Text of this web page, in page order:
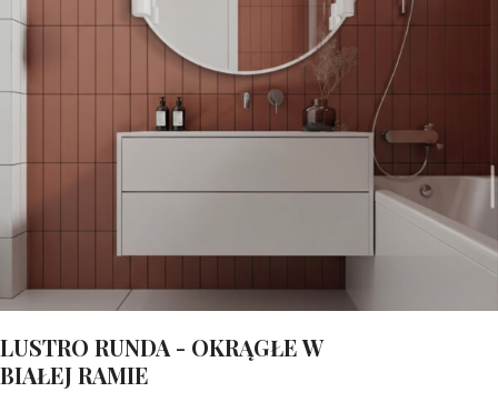
LUSTRO RUNDA - OKRĄGŁE W
BIAŁEJ RAMIE